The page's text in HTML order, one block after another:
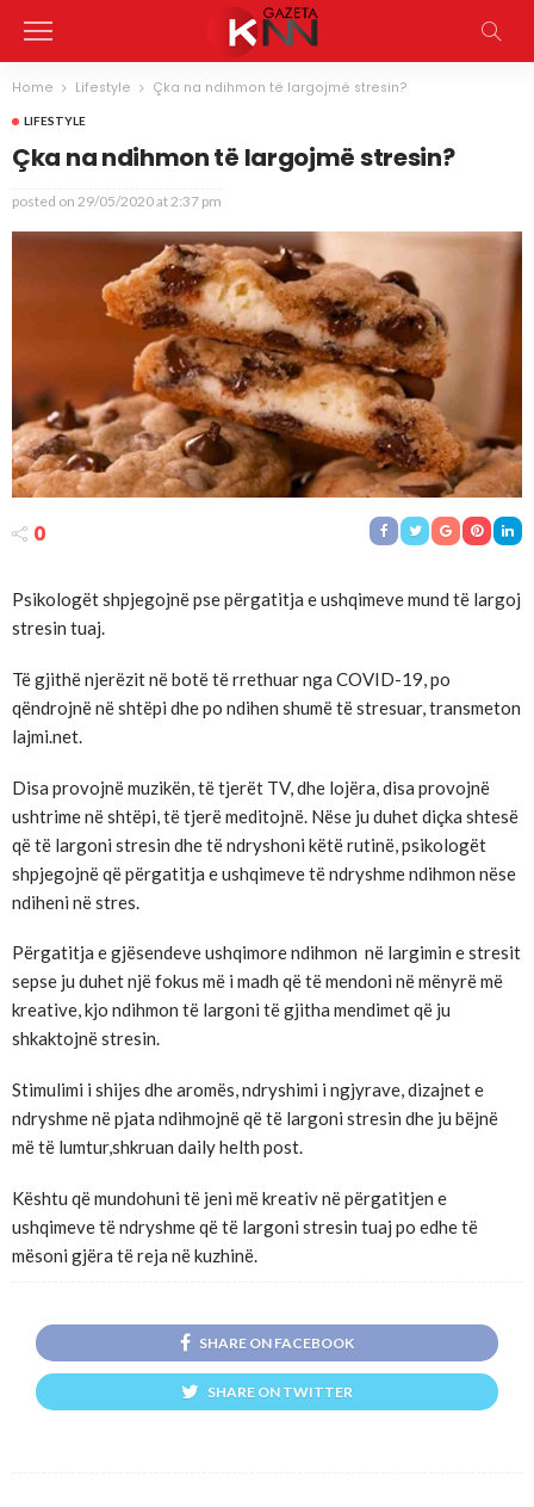
Home Lifestyle Çka na ndihmon të largojmë stresin?
LIFESTYLE
Çka na ndihmon të largojmë stresin?
posted on 29/05/2020 at 2:37 pm
0
Psikologët shpjegojnë pse përgatitja e ushqimeve mund të largoj
stresin tuaj.
Të gjithë njerëzit në botë të rrethuar nga COVID-19, po
qëndrojnë në shtëpi dhe po ndihen shumë të stresuar, transmeton
lajmi.net.
Disa provojnë muzikën, të tjerët TV, dhe lojëra, disa provojnë
ushtrime në shtëpi, të tjerë meditojnë. Nëse ju duhet diçka shtesë
që të largoni stresin dhe të ndryshoni këtë rutinë, psikologët
shpjegojnë që përgatitja e ushqimeve të ndryshme ndihmon nëse
ndiheni në stres.
Përgatitja e gjësendeve ushqimore ndihmon në largimin e stresit
sepse ju duhet një fokus më i madh që të mendoni në mënyrë më
kreative, kjo ndihmon të largoni të gjitha mendimet që ju
shkaktojnë stresin.
Stimulimi i shijes dhe aromës, ndryshimi i ngjyrave, dizajnet e
ndryshme në pjata ndihmojnë që të largoni stresin dhe ju bëjnë
më të lumtur,shkruan daily helth post.
Kështu që mundohuni të jeni më kreativ në përgatitjen e
ushqimeve të ndryshme që të largoni stresin tuaj po edhe të
mësoni gjëra të reja në kuzhinë.
SHARE ON FACEBOOK
SHARE ON TWITTER